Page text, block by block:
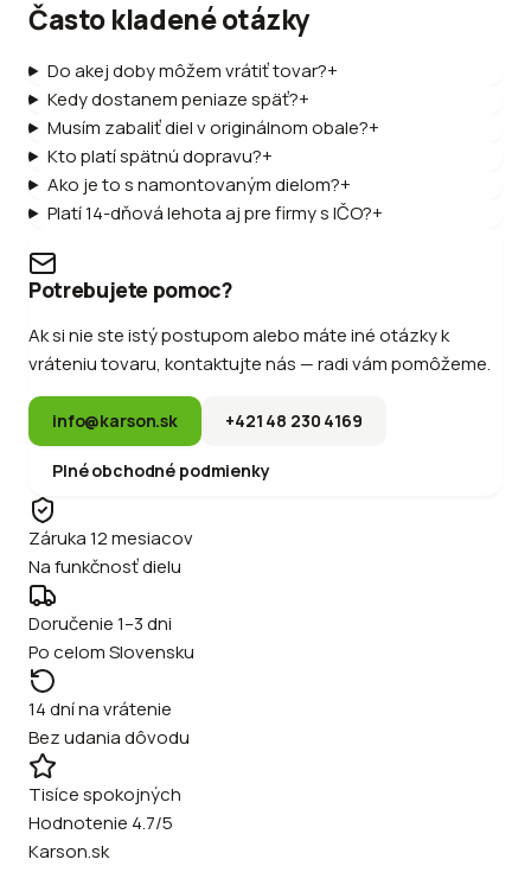
Často kladené otázky
Do akej doby môžem vrátiť tovar?+
Kedy dostanem peniaze späť?+
Musím zabaliť diel v originálnom obale?+
Kto platí spätnú dopravu?+
Ako je to s namontovaným dielom?+
Platí 14-dňová lehota aj pre firmy s IČO?+
Potrebujete pomoc?
Ak si nie ste istý postupom alebo máte iné otázky k
vráteniu tovaru, kontaktujte nás — radi vám pomôžeme.
info@karson.sk +421 48 230 4169
Plné obchodné podmienky
Záruka 12 mesiacov
Na funkčnosť dielu
Doručenie 1–3 dni
Po celom Slovensku
14 dní na vrátenie
Bez udania dôvodu
Tisíce spokojných
Hodnotenie 4.7/5
Karson.sk